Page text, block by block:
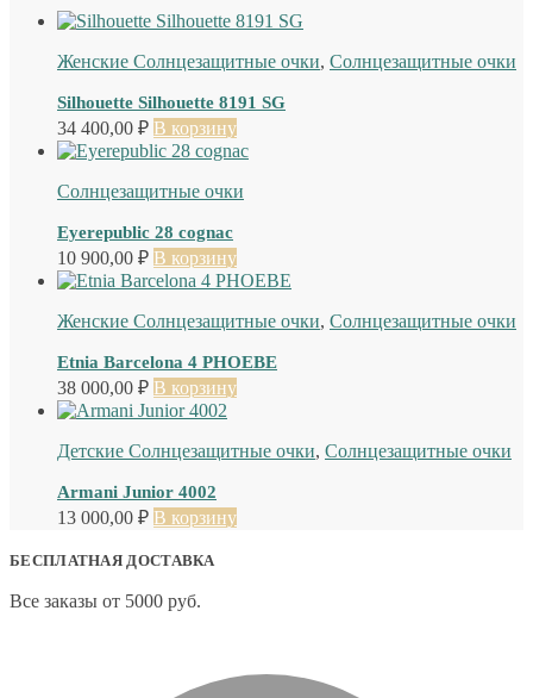
Женские Солнцезащитные очки, Солнцезащитные очки
Silhouette Silhouette 8191 SG
34 400,00 ₽ В корзину
Солнцезащитные очки
Eyerepublic 28 cognac
10 900,00 ₽ В корзину
Женские Солнцезащитные очки, Солнцезащитные очки
Etnia Barcelona 4 PHOEBE
38 000,00 ₽ В корзину
Детские Солнцезащитные очки, Солнцезащитные очки
Armani Junior 4002
13 000,00 ₽ В корзину
БЕСПЛАТНАЯ ДОСТАВКА
Все заказы от 5000 руб.